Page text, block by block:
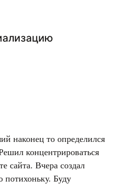
наконец то определился
концентрироваться
сайта. Вчера создал
потихоньку. Буду